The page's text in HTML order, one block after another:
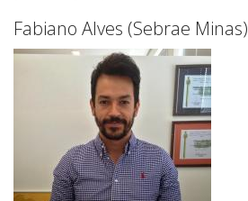
Fabiano Alves (Sebrae Minas)